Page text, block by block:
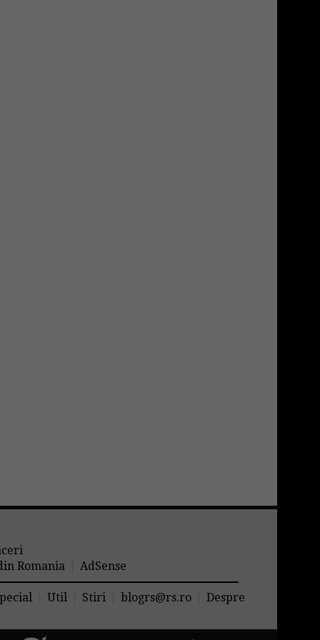
Romania AdSense
Util Stiri blogrs@rs.ro
Despre